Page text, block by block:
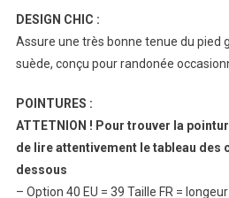
DESIGN CHIC :
Assure une très bonne tenue du pied
suède, conçu pour randonée
POINTURES :
ATTETNION ! Pour trouver la
de lire attentivement le tableau des
dessous
– Option 40 EU = 39 Taille FR =